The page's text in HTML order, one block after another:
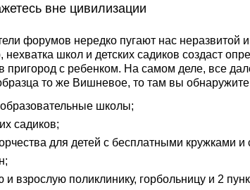
вне цивилизации
форумов нередко пугают нас неразвитой
школ и детских садиков создаст
пригород с ребенком. На самом деле, все
то же Вишневое, то там вы
школы;
садиков;
для детей с бесплатными кружками и
и взрослую поликлинику, горбольницу и 2